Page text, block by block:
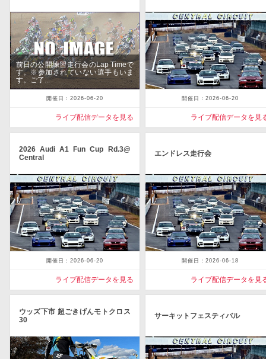
前日の公開練習走行会のLap Timeで
す。※参加されていない選手もいま
す。ご了...
開催日：2026-06-20
ライブ配信データを見る
開催日：2026-06-20
ライブ配信データを見
2026 Audi A1 Fun Cup Rd.3@
Central
開催日：2026-06-20
ライブ配信データを見る
エンドレス走行会
開催日：2026-06-18
ライブ配信データを見
ウッズ下市 超ごきげんモトクロス
30
サーキットフェスティバル